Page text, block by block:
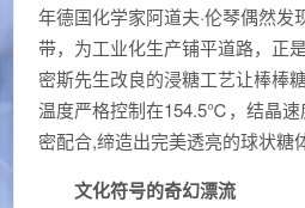
年德国化学家阿道夫·伦琴偶然发
带，为工业化生产铺平道路，正
密斯先生改良的浸糖工艺让棒棒
温度严格控制在154.5℃，结晶速
密配合,缔造出完美透亮的球状糖
文化符号的奇幻漂流